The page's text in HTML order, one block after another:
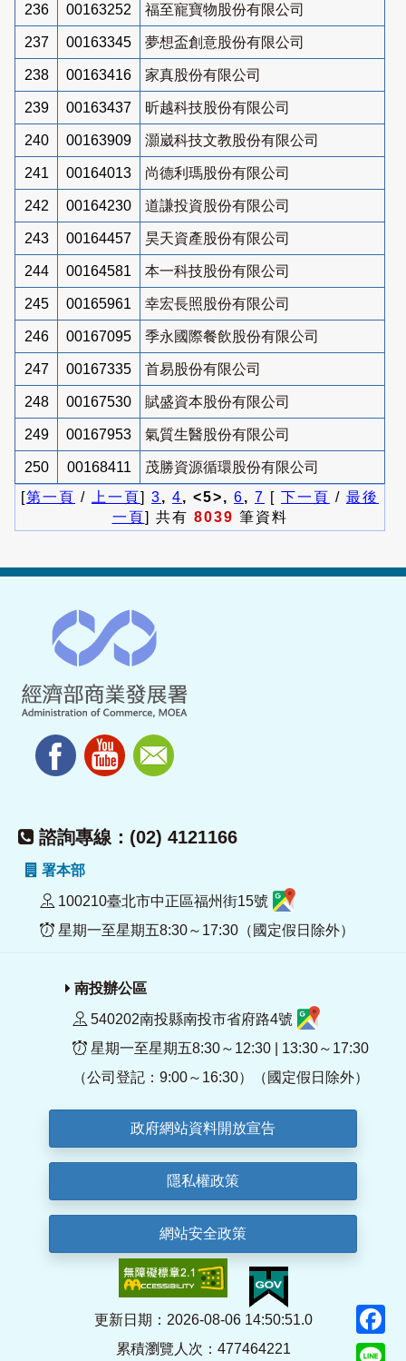
236 00163252 福至寵寶物股份有限公司
237 00163345 夢想盃創意股份有限公司
238 00163416 家真股份有限公司
239 00163437 昕越科技股份有限公司
240 00163909 灝崴科技文教股份有限公司
241 00164013 尚德利瑪股份有限公司
242 00164230 道謙投資股份有限公司
243 00164457 昊天資產股份有限公司
244 00164581 本一科技股份有限公司
245 00165961 幸宏長照股份有限公司
246 00167095 季永國際餐飲股份有限公司
247 00167335 首易股份有限公司
248 00167530 賦盛資本股份有限公司
249 00167953 氣質生醫股份有限公司
250 00168411
茂勝資源循環股份有限公司
[第一頁 / 上一頁] 3, 4, <5>, 6, 7 [ 下一頁 / 最後
一頁] 共有 8039 筆資料
諮詢專線：(02) 4121166
署本部
100210臺北市中正區福州街15號
星期一至星期五8:30～17:30（國定假日除外）
南投辦公區
540202南投縣南投市省府路4號
星期一至星期五8:30～12:30 | 13:30～17:30
（公司登記：9:00～16:30）（國定假日除外）
政府網站資料開放宣告
隱私權政策
網站安全政策
更新日期：2026-08-06 14:50:51.0
累積瀏覽人次：477464221